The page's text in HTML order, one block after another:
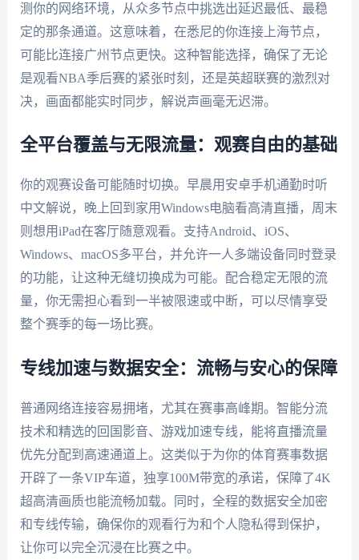
测你的网络环境，从众多节点中挑选出延迟最低、最稳
定的那条通道。这意味着，在悉尼的你连接上海节点，
可能比连接广州节点更快。这种智能选择，确保了无论
是观看NBA季后赛的紧张时刻，还是英超联赛的激烈对
决，画面都能实时同步，解说声画毫无迟滞。
全平台覆盖与无限流量：观赛自由的基础
你的观赛设备可能随时切换。早晨用安卓手机通勤时听
中文解说，晚上回到家用Windows电脑看高清直播，周末
则想用iPad在客厅随意观看。支持Android、iOS、
Windows、macOS多平台，并允许一人多端设备同时登录
的功能，让这种无缝切换成为可能。配合稳定无限的流
量，你无需担心看到一半被限速或中断，可以尽情享受
整个赛季的每一场比赛。
专线加速与数据安全：流畅与安心的保障
普通网络连接容易拥堵，尤其在赛事高峰期。智能分流
技术和精选的回国影音、游戏加速专线，能将直播流量
优先分配到高速通道上。这类似于为你的体育赛事数据
开辟了一条VIP车道，独享100M带宽的承诺，保障了4K
超高清画质也能流畅加载。同时，全程的数据安全加密
和专线传输，确保你的观看行为和个人隐私得到保护，
让你可以完全沉浸在比赛之中。